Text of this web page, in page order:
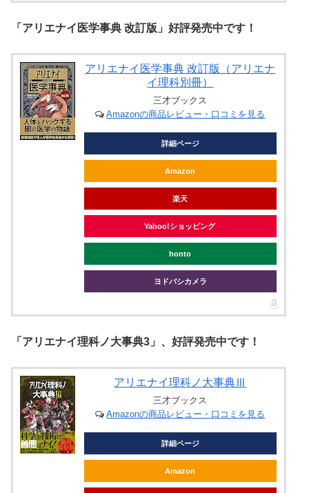
「アリエナイ医学事典 改訂版」好評発売中です！
アリエナイ医学事典 改訂版（アリエナ
イ理科別冊）
三才ブックス
Amazonの商品レビュー・口コミを見る
詳細ページ
Amazon
楽天
Yahoo!ショッピング
honto
ヨドバシカメラ
「アリエナイ理科ノ大事典3」、好評発売中です！
アリエナイ理科ノ大事典Ⅲ
三才ブックス
Amazonの商品レビュー・口コミを見る
詳細ページ
Amazon